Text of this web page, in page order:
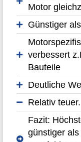
Motor
Günstiger
verbessert
Bauteile
Deutliche
Relativ teuer.
Fazit:
günstiger